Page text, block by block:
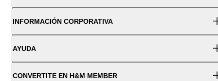
INFORMACIÓN CORPORATIVA
AYUDA
CONVERTITE EN H&M MEMBER